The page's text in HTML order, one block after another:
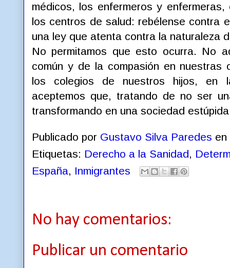
médicos, los enfermeros y
los centros de salud: rebélense contra
una ley que atenta contra la naturaleza
No permitamos que esto ocurra. No
común y de la compasión en nuestras
los colegios de nuestros hijos, en
aceptemos que, tratando de no ser
transformando en una sociedad
Publicado por Gustavo Silva Paredes en
Etiquetas: Derecho a la Sanidad,
España, Inmigrantes
No hay comentarios:
Publicar un comentario